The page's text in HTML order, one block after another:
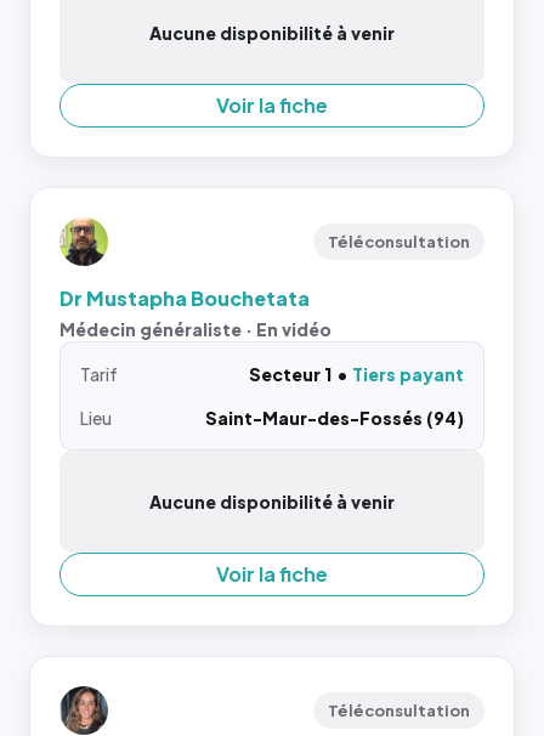
Aucune disponibilité à venir
Voir la fiche
Téléconsultation
Dr Mustapha Bouchetata
Médecin généraliste · En vidéo
Tarif Secteur 1
Tiers payant
Lieu
Saint-Maur-des-Fossés (94)
Aucune disponibilité à venir
Voir la fiche
Téléconsultation